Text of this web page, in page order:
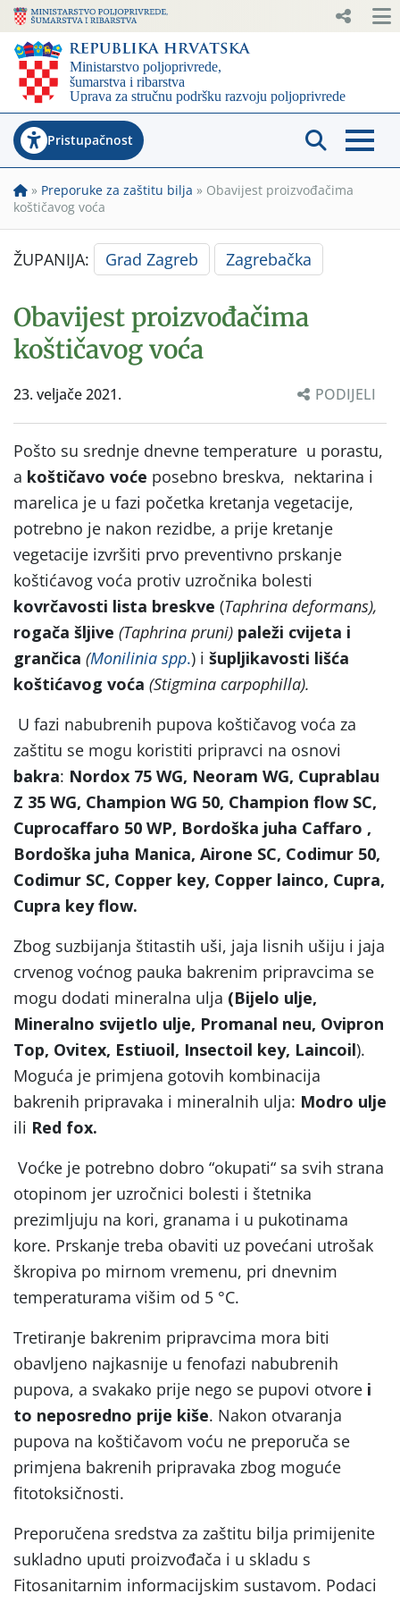
Pristupačnost
» Preporuke za zaštitu bilja » Obavijest proizvođačima
koštičavog voća
ŽUPANIJA: Grad Zagreb Zagrebačka
Obavijest proizvođačima
koštičavog voća
23. veljače 2021. PODIJELI
Pošto su srednje dnevne temperature u porastu,
a koštičavo voće posebno breskva, nektarina i
marelica je u fazi početka kretanja vegetacije,
potrebno je nakon rezidbe, a prije kretanje
vegetacije izvršiti prvo preventivno prskanje
koštićavog voća protiv uzročnika bolesti
kovrčavosti lista breskve (Taphrina deformans),
rogača šljive (Taphrina pruni) paleži cvijeta i
grančica (Monilinia spp.) i šupljikavosti lišća
koštićavog voća (Stigmina carpophilla).
U fazi nabubrenih pupova koštičavog voća za
zaštitu se mogu koristiti pripravci na osnovi
bakra: Nordox 75 WG, Neoram WG, Cuprablau
Z 35 WG, Champion WG 50, Champion flow SC,
Cuprocaffaro 50 WP, Bordoška juha Caffaro ,
Bordoška juha Manica, Airone SC, Codimur 50,
Codimur SC, Copper key, Copper lainco, Cupra,
Cupra key flow.
Zbog suzbijanja štitastih uši, jaja lisnih ušiju i jaja
crvenog voćnog pauka bakrenim pripravcima se
mogu dodati mineralna ulja (Bijelo ulje,
Mineralno svijetlo ulje, Promanal neu, Ovipron
Top, Ovitex, Estiuoil, Insectoil key, Laincoil).
Moguća je primjena gotovih kombinacija
bakrenih pripravaka i mineralnih ulja: Modro ulje
ili Red fox.
Voćke je potrebno dobro “okupati“ sa svih strana
otopinom jer uzročnici bolesti i štetnika
prezimljuju na kori, granama i u pukotinama
kore. Prskanje treba obaviti uz povećani utrošak
škropiva po mirnom vremenu, pri dnevnim
temperaturama višim od 5 °C.
Tretiranje bakrenim pripravcima mora biti
obavljeno najkasnije u fenofazi nabubrenih
pupova, a svakako prije nego se pupovi otvore i
to neposredno prije kiše. Nakon otvaranja
pupova na koštičavom voću ne preporuča se
primjena bakrenih pripravaka zbog moguće
fitotoksičnosti.
Preporučena sredstva za zaštitu bilja primijenite
sukladno uputi proizvođača i u skladu s
Fitosanitarnim informacijskim sustavom. Podaci